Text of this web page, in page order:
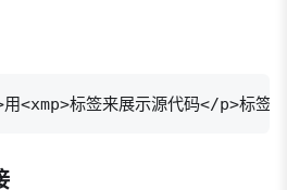
用<xmp>标签来展示源代码</p>标签